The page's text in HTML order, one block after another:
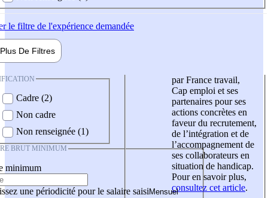
le filtre de l'expérience demandée
Plus De Filtres
Cadre (2)
Non cadre
Non renseignée (1)
BRUT MINIMUM
minimum
une périodicité pour le salaire saisi
par France travail,
Cap emploi et ses
partenaires pour ses
actions concrètes en
faveur du recrutement,
de l’intégration et de
l’accompagnement de
ses collaborateurs en
situation de handicap.
Pour en savoir plus,
consultez cet article.